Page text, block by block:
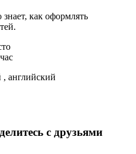
как оформлять
английский
с друзьями